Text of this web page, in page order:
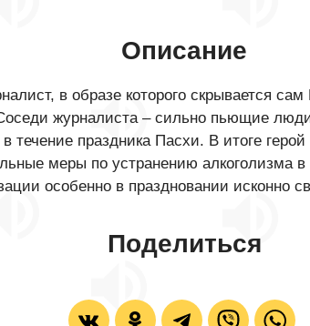
Описание
в образе которого скрывается
журналиста – сильно пьющие
течение праздника Пасхи. В итоге
меры по устранению алкоголизма
особенно в праздновании исконно
Поделиться